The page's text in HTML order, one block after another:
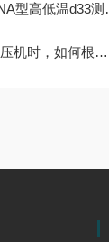
⾼低温d33测试仪简介
据材料活性选择合适的加热腔体？